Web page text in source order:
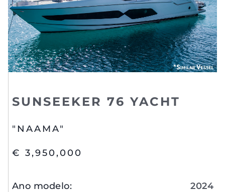
SUNSEEKER 76 YACHT
"NAAMA"
€ 3,950,000
Ano modelo: 2024